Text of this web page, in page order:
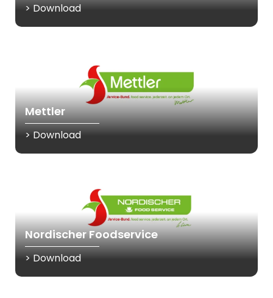
> Download
Mettler
> Download
Nordischer Foodservice
> Download